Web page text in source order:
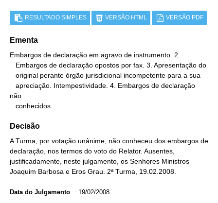
RESULTADO SIMPLES VERSÃO HTML VERSÃO PDF
Ementa
Embargos de declaração em agravo de instrumento. 2.
não
   conhecidos.
Decisão
A Turma, por votação unânime, não conheceu dos embargos de
declaração, nos termos do voto do Relator. Ausentes,
justificadamente, neste julgamento, os Senhores Ministros
Joaquim Barbosa e Eros Grau. 2ª Turma, 19.02.2008.
Data do Julgamento : 19/02/2008